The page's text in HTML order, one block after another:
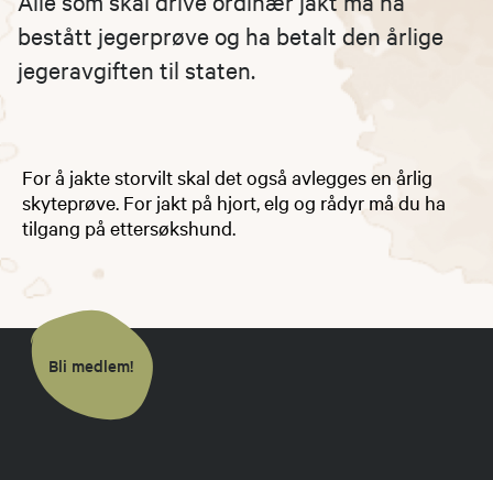
bestått jegerprøve og ha betalt den årlige
jegeravgiften til staten.
For å jakte storvilt skal det også avlegges en årlig
skyteprøve. For jakt på hjort, elg og rådyr må du ha
tilgang på ettersøkshund.
Bli medlem!